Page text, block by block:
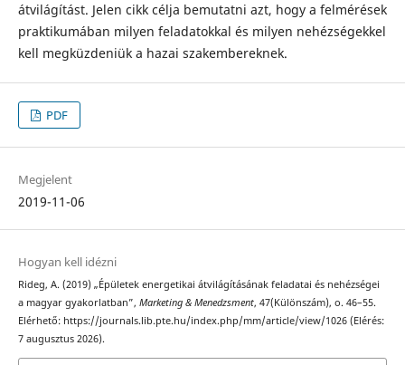
átvilágítást. Jelen cikk célja bemutatni azt, hogy a felmérések
praktikumában milyen feladatokkal és milyen nehézségekkel
kell megküzdeniük a hazai szakembereknek.
PDF
Megjelent
2019-11-06
Hogyan kell idézni
Rideg, A. (2019) „Épületek energetikai átvilágításának feladatai és nehézségei
a magyar gyakorlatban”, Marketing & Menedzsment, 47(Különszám), o. 46–55.
Elérhető: https://journals.lib.pte.hu/index.php/mm/article/view/1026 (Elérés:
7 augusztus 2026).